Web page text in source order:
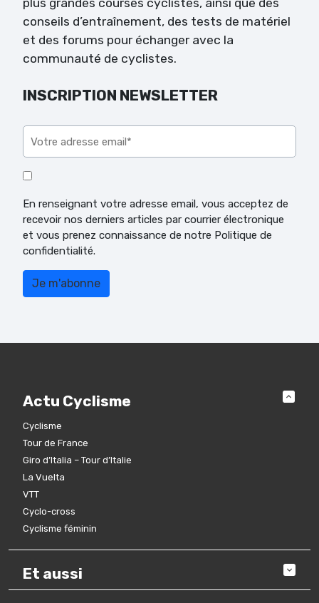
conseils d’entraînement, des tests de matériel
et des forums pour échanger avec la
communauté de cyclistes.
INSCRIPTION NEWSLETTER
En renseignant votre adresse email, vous acceptez de
recevoir nos derniers articles par courrier électronique
et vous prenez connaissance de notre Politique de
confidentialité.
Actu Cyclisme
Cyclisme
Tour de France
Giro d’Italia – Tour d’Italie
La Vuelta
VTT
Cyclo-cross
Cyclisme féminin
Et aussi